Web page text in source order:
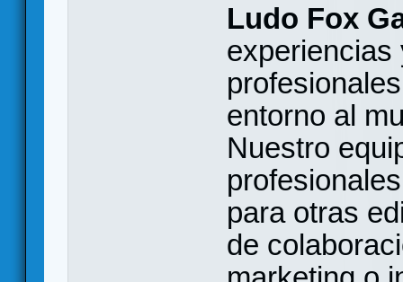
Ludo Fox
experiencias
entorno al
Nuestro
para otras
de